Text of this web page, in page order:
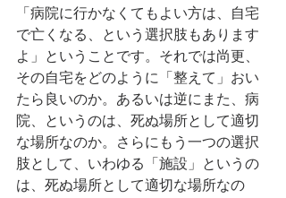
「病院に行かなくてもよい方は、自宅
で亡くなる、という選択肢もあります
よ」ということです。それでは尚更、
その自宅をどのように「整えて」おい
たら良いのか。あるいは逆にまた、病
院、というのは、死ぬ場所として適切
な場所なのか。さらにもう一つの選択
肢として、いわゆる「施設」というの
は、死ぬ場所として適切な場所なの